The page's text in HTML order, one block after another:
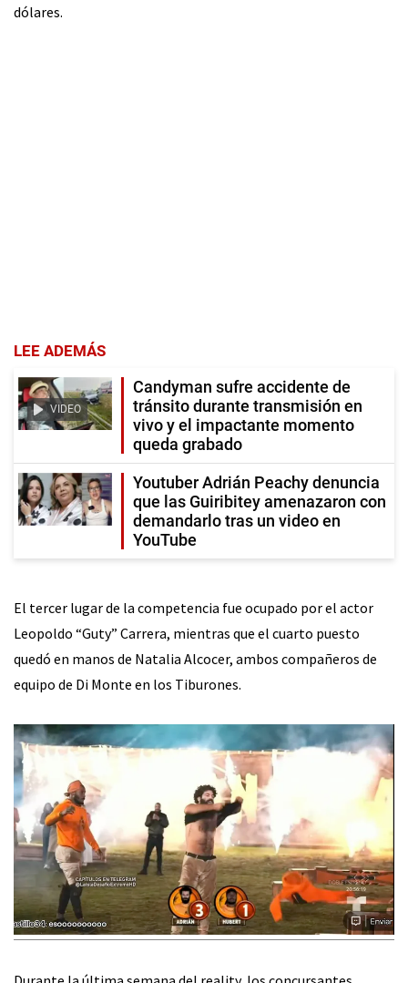
dólares.
LEE ADEMÁS
VIDEO
Candyman sufre accidente de
tránsito durante transmisión en
vivo y el impactante momento
queda grabado
Youtuber Adrián Peachy denuncia
que las Guiribitey amenazaron con
demandarlo tras un video en
YouTube
El tercer lugar de la competencia fue ocupado por el actor
Leopoldo “Guty” Carrera, mientras que el cuarto puesto
quedó en manos de Natalia Alcocer, ambos compañeros de
equipo de Di Monte en los Tiburones.